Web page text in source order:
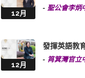
12月
- 聖公會李炳
12月
發揮英語教
- 筲箕灣官立